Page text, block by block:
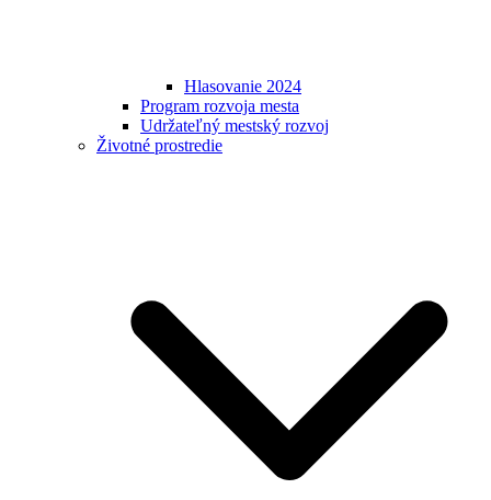
Hlasovanie 2024
Program rozvoja mesta
Udržateľný mestský rozvoj
Životné prostredie